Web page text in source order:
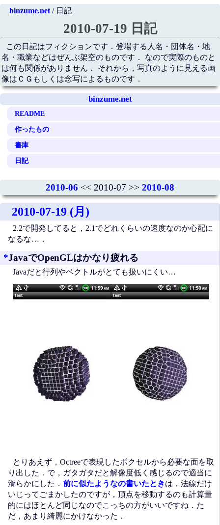
binzume.net/ 日記
2010-07-19 日記
この日記はフィクションです．登場する人名・団体名・地
名・職業などはぜんぶ架空のものです． なので実際のものと
は何も関係がありません． それから，写真のように見える画
像はＣＧもしくは念写によるものです．
binzume.net
README
作ったもの
書庫
日記
2010-06 << 2010-07 >> 2010-08
2010-07-19 (月)
2.2で開発してると，2.1でどれくらいの速度なのか心配に
なるな…．
*JavaでOpenGLはかなり疲れる
Javaだと行列やベクトルがとても扱いにくい…
とりあえず，Octreeで表現したボクセルから必要な面を取
り出した．で，ガタガタだと解像度低く感じるので適当に
滑らかにした． 前に似たようなの書いたときは，法線だけ
いじってごまかしたのですが，頂点を移動するのも計算量
的にはほとんど同じなのでこっちの方がいいですね．た
だ，あまり綺麗にかけなかった．